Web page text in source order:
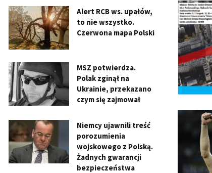
Alert RCB ws. upałów,
to nie wszystko.
Czerwona mapa Polski
MSZ potwierdza.
Polak zginął na
Ukrainie, przekazano
czym się zajmował
Niemcy ujawnili treść
porozumienia
wojskowego z Polską.
Żadnych gwarancji
bezpieczeństwa